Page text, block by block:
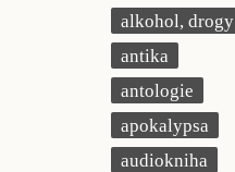
alkohol, drogy
antika
antologie
apokalypsa
audiokniha